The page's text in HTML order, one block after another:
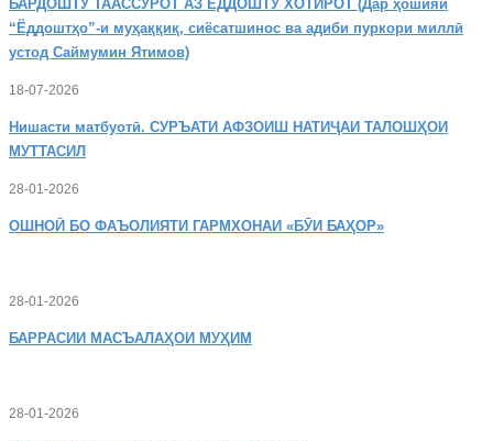
БАРДОШТУ ТААССУРОТ АЗ ЁДДОШТУ ХОТИРОТ (Дар ҳошияи
“Ёддоштҳо”-и муҳаққиқ, сиёсатшинос ва адиби пуркори миллӣ
устод Саймумин Ятимов)
18-07-2026
Нишасти матбуотӣ. СУРЪАТИ АФЗОИШ НАТИҶАИ ТАЛОШҲОИ
МУТТАСИЛ
28-01-2026
ОШНОӢ БО ФАЪОЛИЯТИ ГАРМХОНАИ «БӮИ БАҲОР»
28-01-2026
БАРРАСИИ МАСЪАЛАҲОИ МУҲИМ
28-01-2026